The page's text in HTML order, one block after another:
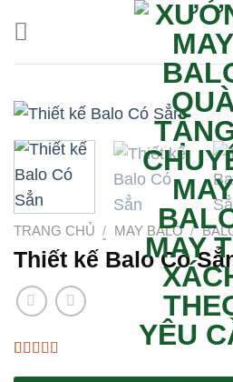
qua
nội
TRANG CHỦ / MAY BALO /
Thiết kế Balo Có